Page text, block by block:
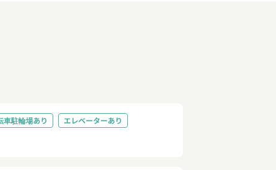
車駐輪場あり
エレベーターあり